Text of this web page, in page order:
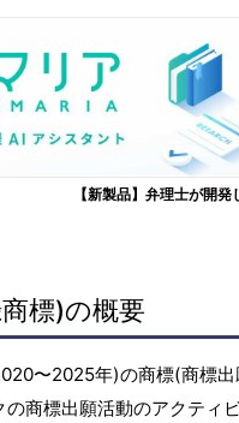
【新製品】弁理士が開
標)の概要
〜2025年)の商標(商標
商標出願活動のアクティ